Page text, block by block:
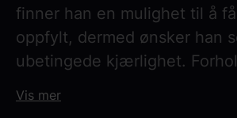
finner han en mulighet til å
oppfylt, dermed ønsker han
ubetingede kjærlighet.
Vis mer